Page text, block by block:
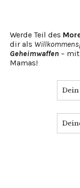
Werde Teil des
dir als
Geheimwaffen –
Mamas!